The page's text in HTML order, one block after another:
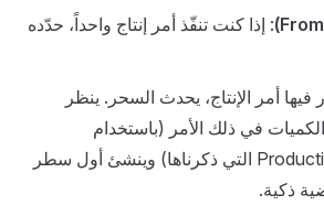
: إذا كنت تنفّذ أمر إنتاج واحداً، حدّده
فيها أمر الإنتاج، يحدث السحر. ينظر
في ذلك الأمر (باستخدام
Production System Entries التي ذكرناها) وينشئ أول سطر
ذكية.